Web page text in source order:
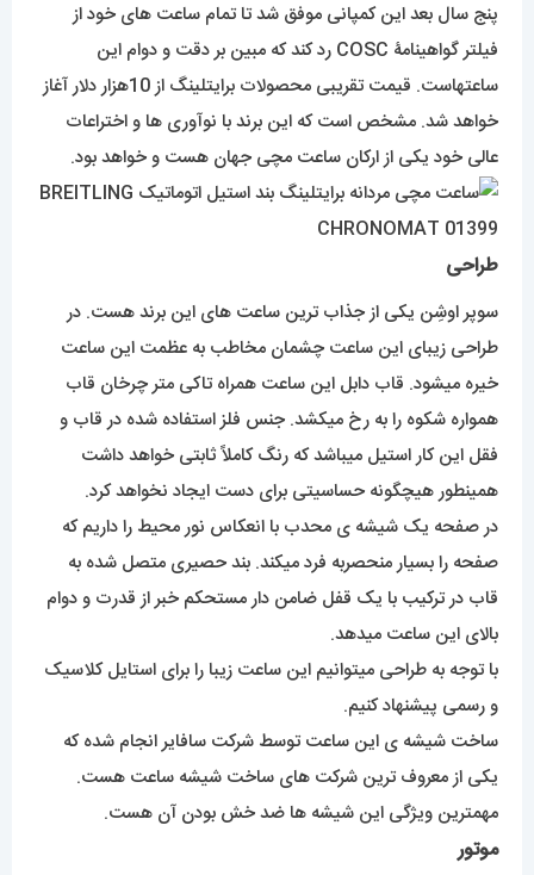
پنج سال بعد این کمپانی موفق شد تا تمام ساعت های خود از
فیلتر گواهینامۀ COSC رد کند که مبین بر دقت و دوام این
ساعتهاست. قیمت تقریبی محصولات برایتلینگ از 10هزار دلار آغاز
خواهد شد. مشخص است که این برند با نوآوری ها و اختراعات
عالی خود یکی از ارکان ساعت مچی جهان هست و خواهد بود.
طراحی
سوپر اوشِن یکی از جذاب ترین ساعت های این برند هست. در
طراحی زیبای این ساعت چشمان مخاطب به عظمت این ساعت
خیره میشود. قاب دابل این ساعت همراه تاکی متر چرخان قاب
همواره شکوه را به رخ میکشد. جنس فلز استفاده شده در قاب و
فقل این کار استیل میباشد که رنگ کاملاً ثابتی خواهد داشت
همینطور هیچگونه حساسیتی برای دست ایجاد نخواهد کرد.
در صفحه یک شیشه ی محدب با انعکاس نور محیط را داریم که
صفحه را بسیار منحصربه فرد میکند. بند حصیری متصل شده به
قاب در ترکیب با یک قفل ضامن دار مستحکم خبر از قدرت و دوام
بالای این ساعت میدهد.
با توجه به طراحی میتوانیم این ساعت زیبا را برای استایل کلاسیک
و رسمی پیشنهاد کنیم.
ساخت شیشه ی این ساعت توسط شرکت سافایر انجام شده که
یکی از معروف ترین شرکت های ساخت شیشه ساعت هست.
مهمترین ویژگی این شیشه ها ضد خش بودن آن هست.
موتور